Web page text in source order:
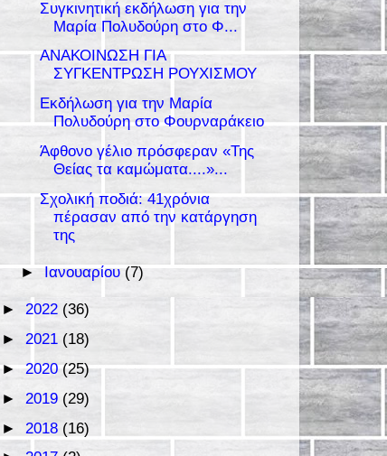
Συγκινητική εκδήλωση για την
Μαρία Πολυδούρη στο Φ...
ΑΝΑΚΟΙΝΩΣΗ ΓΙΑ
ΣΥΓΚΕΝΤΡΩΣΗ ΡΟΥΧΙΣΜΟΥ
Εκδήλωση για την Μαρία
Πολυδούρη στο Φουρναράκειο
Άφθονο γέλιο πρόσφεραν «Της
Θείας τα καμώματα....»...
Σχολική ποδιά: 41χρόνια
πέρασαν από την κατάργηση
της
►Ιανουαρίου(7)
► 2022 (36)
► 2021 (18)
►2020(25)
► 2019 (29)
► 2018 (16)